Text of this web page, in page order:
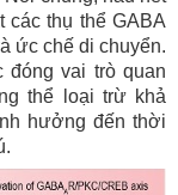
các thụ thể GABA
ức chế di chuyển.
đóng vai trò quan
thể loại trừ khả
hưởng đến thời